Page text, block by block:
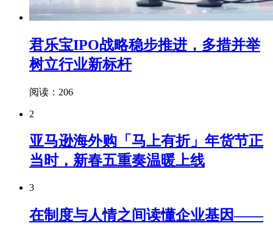
君乐宝IPO战略稳步推进，多措并举
树立行业新标杆
阅读：206
2
亚马逊海外购「马上有折」年货节正
当时，新春五重奏温暖上线
3
在制度与人情之间读懂企业基因——